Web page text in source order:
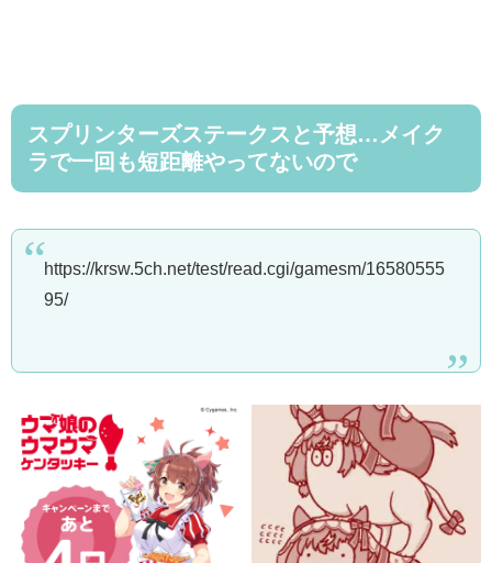
スプリンターズステークスと予想…メイク
ラで一回も短距離やってないので
https://krsw.5ch.net/test/read.cgi/gamesm/16580555
95/